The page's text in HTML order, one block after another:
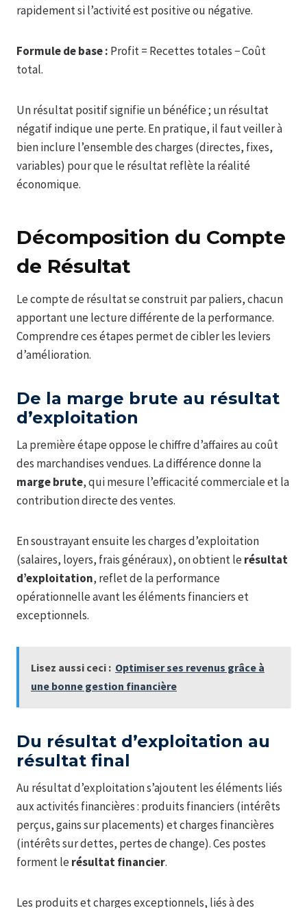
rapidement si l’activité est positive ou négative.
Formule de base : Profit = Recettes totales − Coût
total.
Un résultat positif signifie un bénéfice ; un résultat
négatif indique une perte. En pratique, il faut veiller à
bien inclure l’ensemble des charges (directes, fixes,
variables) pour que le résultat reflète la réalité
économique.
Décomposition du Compte
de Résultat
Le compte de résultat se construit par paliers, chacun
apportant une lecture différente de la performance.
Comprendre ces étapes permet de cibler les leviers
d’amélioration.
De la marge brute au résultat
d’exploitation
La première étape oppose le chiffre d’affaires au coût
des marchandises vendues. La différence donne la
marge brute, qui mesure l’efficacité commerciale et la
contribution directe des ventes.
En soustrayant ensuite les charges d’exploitation
(salaires, loyers, frais généraux), on obtient lerésultat
d’exploitation, reflet de la performance
opérationnelle avant les éléments financiers et
exceptionnels.
Lisez aussi ceci : Optimiser ses revenus grâce à
une bonne gestion financière
Du résultat d’exploitation au
résultat final
Au résultat d’exploitation s’ajoutent les éléments liés
aux activités financières : produits financiers (intérêts
perçus, gains sur placements) et charges financières
(intérêts sur dettes, pertes de change). Ces postes
forment lerésultat financier.
Les produits et charges exceptionnels, liés à des